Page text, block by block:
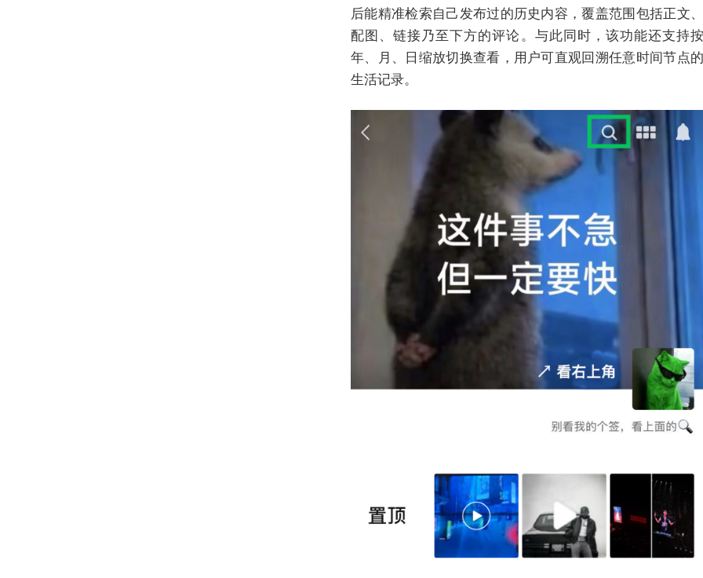
后能精准检索自己发布过的历史内容，覆盖范围包括正文、
配图、链接乃至下方的评论。与此同时，该功能还支持按
年、月、日缩放切换查看，用户可直观回溯任意时间节点的
生活记录。